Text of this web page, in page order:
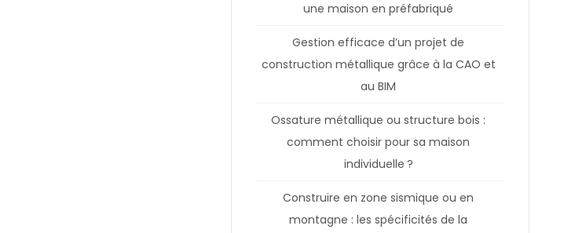
une maison en préfabriqué
Gestion efficace d’un projet de
construction métallique grâce à la CAO et
au BIM
Ossature métallique ou structure bois :
comment choisir pour sa maison
individuelle ?
Construire en zone sismique ou en
montagne : les spécificités de la